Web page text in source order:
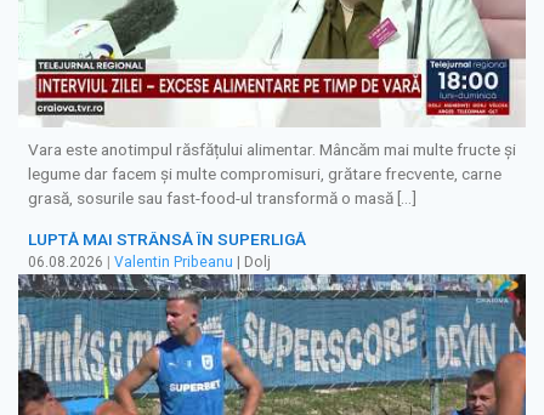
Vara este anotimpul răsfățului alimentar. Mâncăm mai multe fructe și
legume dar facem și multe compromisuri, grătare frecvente, carne
grasă, sosurile sau fast-food-ul transformă o masă […]
LUPTĂ MAI STRÂNSĂ ÎN SUPERLIGĂ
06.08.2026 Valentin Pribeanu | Dolj